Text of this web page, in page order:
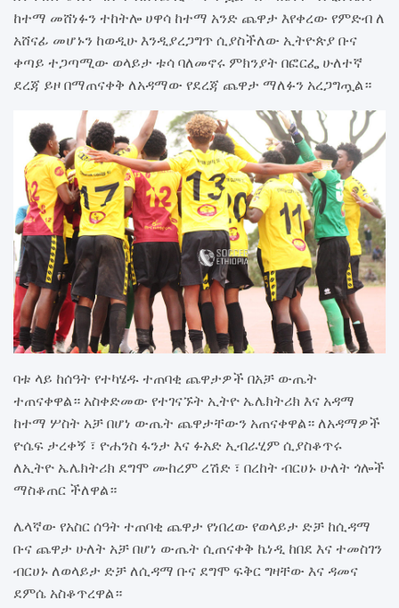
ከተማ መሸነፉን ተከትሎ ሀዋሳ ከተማ አንድ ጨዋታ እየቀረው የምድብ ለ
አሸናፊ መሆኑን ከወዲሁ እንዲያረጋግጥ ሲያስችለው ኢትዮጵያ ቡና
ቀጣይ ተጋጣሚው ወላይታ ቱሳ ባለመኖሩ ምክንያት በፎርፌ ሁለተኛ
ደረጃ ይዞ በማጠናቀቅ ለአዳማው የደረጃ ጨዋታ ማለፉን አረጋግጧል።
ባቱ ላይ ከሰዓት የተካሄዱ ተጠባቂ ጨዋታዎች በአቻ ውጤት
ተጠናቀዋል። አስቀድመው የተገናኙት ኢትዮ ኤሌክትሪክ እና አዳማ
ከተማ ሦስት አቻ በሆነ ውጤት ጨዋታቸውን አጠናቀዋል። ለአዳማዎች
ዮሴፍ ታረቀኝ ፣ ዮሐንስ ፋንታ እና ፉአድ ኢብራሂም ሲያስቆጥሩ
ለኢትዮ ኤሌክትሪክ ደግሞ ሙከረም ረሽድ ፣ በረከት ብርሀኑ ሁለት ጎሎች
ማስቆጠር ችለዋል።
ሌላኛው የአስር ሰዓት ተጠባቂ ጨዋታ የነበረው የወላይታ ድቻ ከሲዳማ
ቡና ጨዋታ ሁለት አቻ በሆነ ውጤት ሲጠናቀቅ ኬነዲ ከበደ እና ተመስገን
ብርሀኑ ለወላይታ ድቻ ለሲዳማ ቡና ደግሞ ፍቅር ግዛቸው እና ዳመና
ደምሴ አስቆጥረዋል።